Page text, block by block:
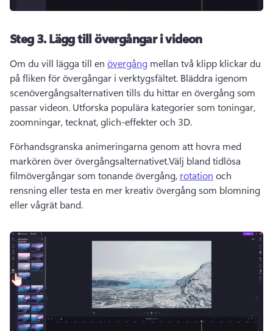
Steg 3.Lägg till övergångar i videon
Om du vill lägga till en övergång mellan två klipp klickar du
på fliken för övergångar i verktygsfältet. Bläddra igenom
scenövergångsalternativen tills du hittar en övergång som
passar videon. Utforska populära kategorier som toningar,
zoomningar, tecknat, glich-effekter och 3D.
Förhandsgranska animeringarna genom att hovra med
markören över övergångsalternativet.Välj bland tidlösa
filmövergångar som tonande övergång, rotation och
rensning eller testa en mer kreativ övergång som blomning
eller vågrät band.